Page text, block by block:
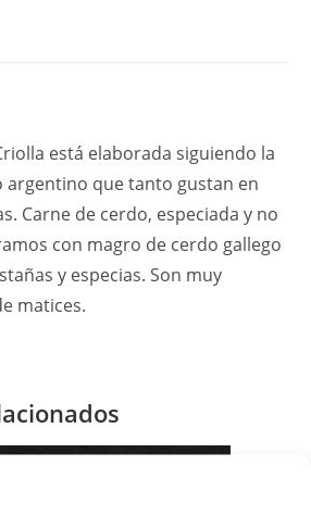
está elaborada siguiendo la
argentino que tanto gustan en
Carne de cerdo, especiada y no
con magro de cerdo gallego
y especias. Son muy
matices.